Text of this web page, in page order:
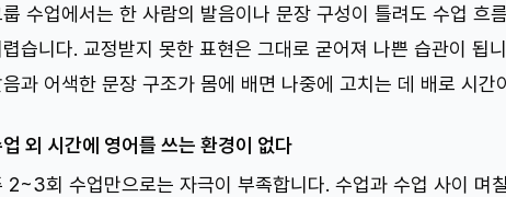
수업에서는 한 사람의 발음이나 문장 구성이 틀려도 수업 흐
렵습니다. 교정받지 못한 표현은 그대로 굳어져 나쁜 습관이 됩
음과 어색한 문장 구조가 몸에 배면 나중에 고치는 데 배로 시간
외 시간에 영어를 쓰는 환경이 없다
2~3회 수업만으로는 자극이 부족합니다. 수업과 수업 사이 며